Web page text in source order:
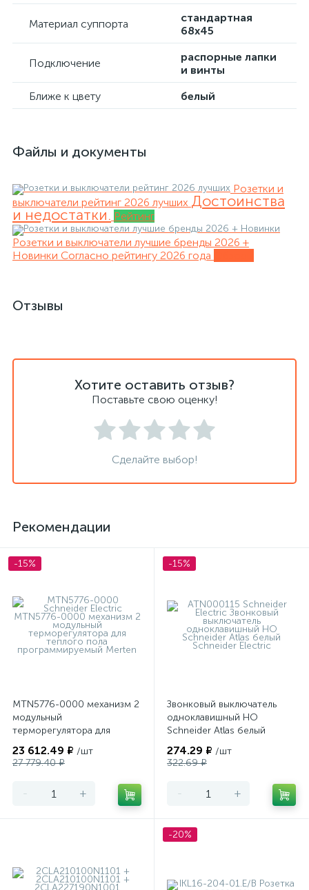
Материал суппорта
стандартная
68х45
Подключение
распорные лапки
и винты
Ближе к цвету
белый
Файлы и документы
Розетки и
выключатели рейтинг 2026 лучших Достоинства
и недостатки. Рейтинг
Розетки и выключатели лучшие бренды 2026 +
Новинки Согласно рейтингу 2026 года
Отзывы
Хотите оставить отзыв?
Поставьте свою оценку!
Сделайте выбор!
Рекомендации
-15%
MTN5776-0000 механизм 2
модульный
терморегулятора для
программируемый Merten
23 612.49 ₽ /шт
27 779.40 ₽
- +
-15%
Звонковый выключатель
одноклавишный НО
Schneider Atlas белый
274.29 ₽ /шт
322.69 ₽
- +
-20%